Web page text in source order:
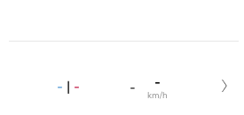
- | - - -
km/h